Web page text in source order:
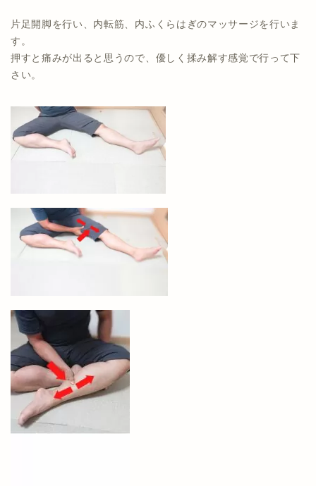
片足開脚を行い、内転筋、内ふくらはぎのマッサージを行いま
す。
押すと痛みが出ると思うので、優しく揉み解す感覚で行って下
さい。